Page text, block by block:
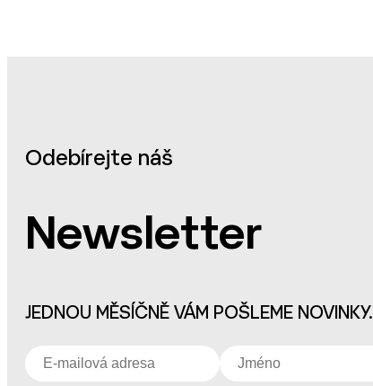
Odebírejte náš
Newsletter
JEDNOU MĚSÍČNĚ VÁM POŠLEME NOVINKY.